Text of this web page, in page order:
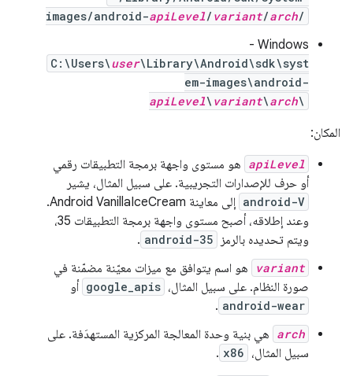
images/android-apiLevel/ variant/arch/
‫Windows -
C:\Users\user\Library\Android\sdk\syst
em-images\android-
apiLevel\ variant\arch\
المكان:
apiLevel هو مستوى واجهة برمجة التطبيقات رقمي
أو حرف للإصدارات التجريبية. على سبيل المثال، يشير
android-V
إلى معاينة Android VanillaIceCream.
وعند إطلاقه، أصبح مستوى واجهة برمجة التطبيقات 35،
ويتم تحديده بالرمز
android-35
.
variant
هو اسم يتوافق مع ميزات معيّنة مضمّنة في
صورة النظام. على سبيل المثال، google_apis أو
android-wear
.
arch هي بنية وحدة المعالجة المركزية المستهدَفة. على
سبيل المثال، x86
.